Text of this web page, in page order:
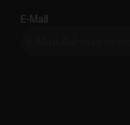
E-Mail